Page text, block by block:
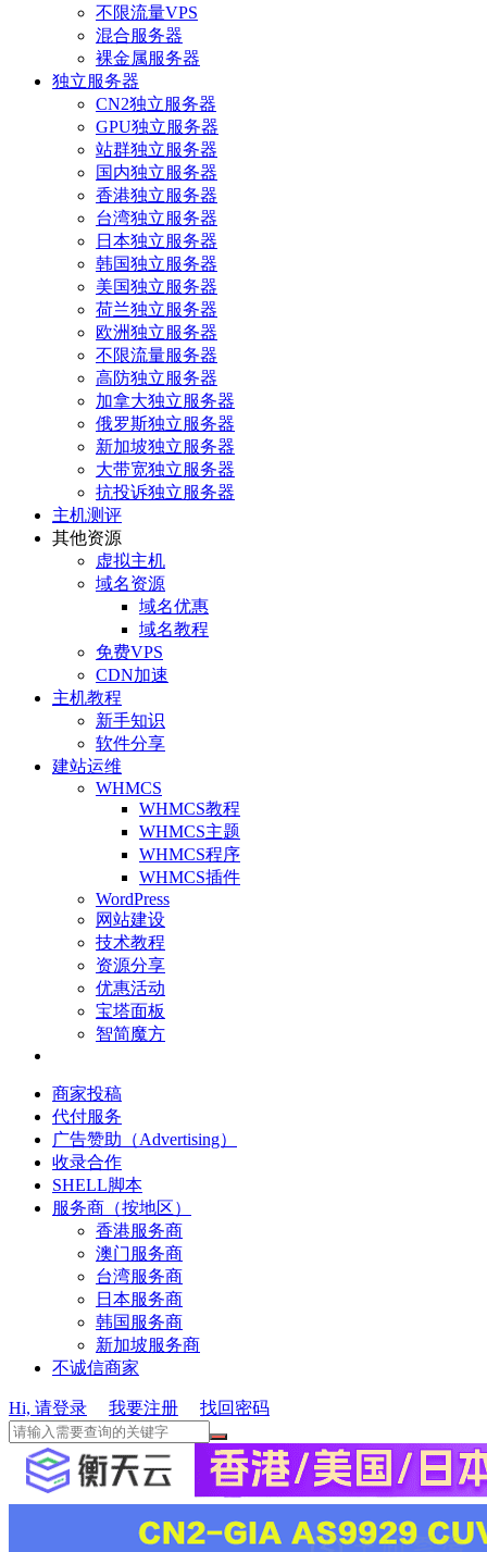
不限流量VPS
混合服务器
裸金属服务器
独立服务器
CN2独立服务器
GPU独立服务器
站群独立服务器
国内独立服务器
香港独立服务器
台湾独立服务器
日本独立服务器
韩国独立服务器
美国独立服务器
荷兰独立服务器
欧洲独立服务器
不限流量服务器
高防独立服务器
加拿大独立服务器
俄罗斯独立服务器
新加坡独立服务器
大带宽独立服务器
抗投诉独立服务器
主机测评
其他资源
虚拟主机
域名资源
域名优惠
域名教程
免费VPS
CDN加速
主机教程
新手知识
软件分享
建站运维
WHMCS
WHMCS教程
WHMCS主题
WHMCS程序
WHMCS插件
WordPress
网站建设
技术教程
资源分享
优惠活动
宝塔面板
智简魔方
商家投稿
代付服务
广告赞助（Advertising）
收录合作
SHELL脚本
服务商（按地区）
香港服务商
澳门服务商
台湾服务商
日本服务商
韩国服务商
新加坡服务商
不诚信商家
Hi, 请登录 我要注册 找回密码